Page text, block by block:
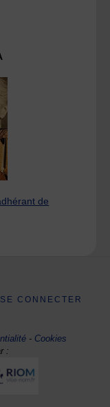
de
SE CONNECTER
- Cookies
: